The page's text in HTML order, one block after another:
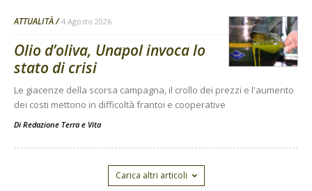
ATTUALITÀ 4 Agosto 2026
Olio d’oliva, Unapol invoca lo
stato di crisi
Le giacenze della scorsa campagna, il crollo dei prezzi e l'aumento
dei costi mettono in difficoltà frantoi e cooperative
Di Redazione Terra e Vita
Carica altri articoli